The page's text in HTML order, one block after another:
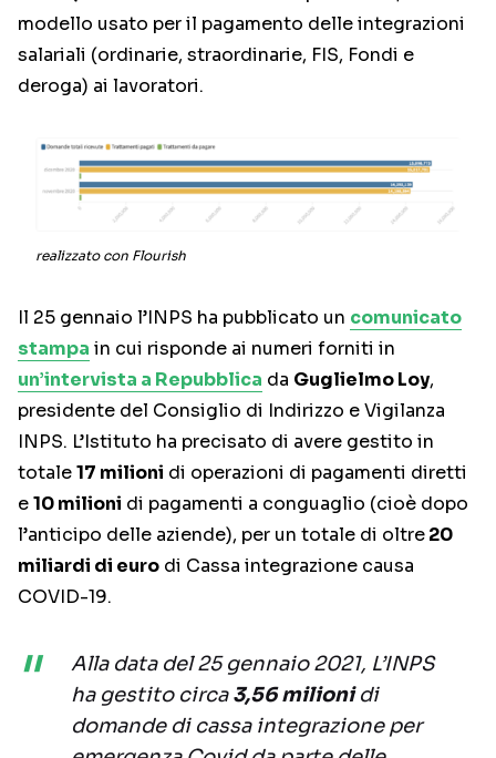
modello usato per il pagamento delle integrazioni
salariali (ordinarie, straordinarie, FIS, Fondi e
deroga) ai lavoratori.
realizzato con Flourish
Il 25 gennaio l’INPS ha pubblicato un comunicato
stampa in cui risponde ai numeri forniti in
un’intervista a Repubblica da Guglielmo Loy,
presidente del Consiglio di Indirizzo e Vigilanza
INPS. L’Istituto ha precisato di avere gestito in
totale17 milioni di operazioni di pagamenti diretti
e10 milioni di pagamenti a conguaglio (cioè dopo
l’anticipo delle aziende), per un totale di oltre20
miliardi di euro di Cassa integrazione causa
COVID-19.
Alla data del 25 gennaio 2021, L’INPS
ha gestito circa3,56 milionidi
domande di cassa integrazione per